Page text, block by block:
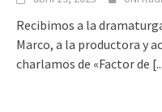
Recibimos a la
Marco, a la productora y
charlamos de «Factor de